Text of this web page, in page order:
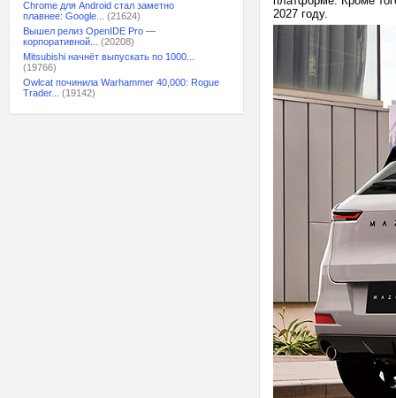
Chrome для Android стал заметно
плавнее: Google...
(21624)
Вышел релиз OpenIDE Pro —
корпоративной...
(20208)
Mitsubishi начнёт выпускать по 1000...
(19766)
Owlcat починила Warhammer 40,000: Rogue
Trader...
(19142)
2027 году.